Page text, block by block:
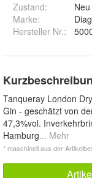
Zustand:
Neu
Marke:
Hersteller Nr.:
Tanqueray London
Gin - geschätzt von
47,3%vol.
Hamburg... Mehr
* maschinell aus der